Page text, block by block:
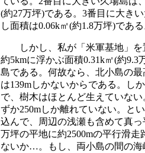
(約27万坪)である。3番目に大き
し面積は0.06k㎡(約1.8万坪)であ
しかし、私が「米軍基地」を
約5kmに浮かぶ面積0.31k㎡(約9.3
島である。何故なら、北小島の
は139mしかないからである。し
で、樹木はほとんど生えていな
ずか250mしか離れていない。と
込んで、周辺の浅瀬も含めて真
万坪の平地に約2500mの平行滑
ないか…。もし、両小島の間の